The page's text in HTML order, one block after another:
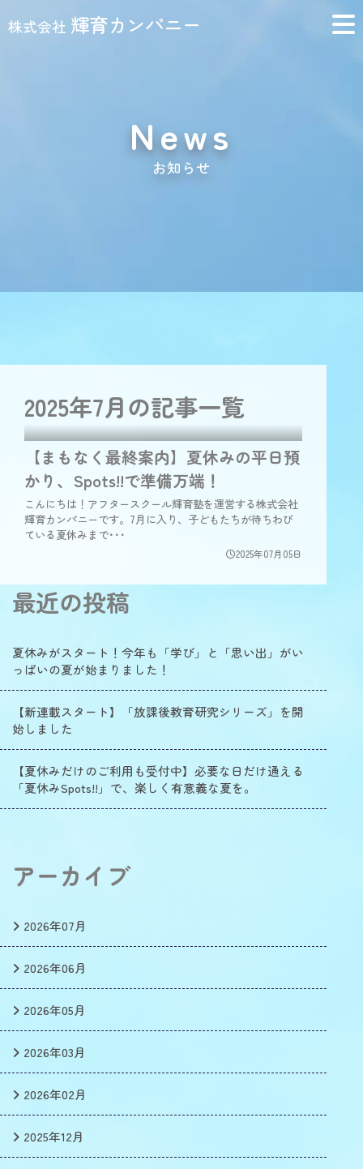
株式会社 輝育カンパニー
お知らせ
News
2025年7月の記事一覧
【まもなく最終案内】夏休みの平日預
かり、Spots!!で準備万端！
2025年07月05日
こんにちは！アフタースクール輝育塾を運営する株式会社
輝育カンパニーです。7月に入り、子どもたちが待ちわび
ている夏休みまで･･･
最近の投稿
夏休みがスタート！今年も「学び」と「思い出」がい
っぱいの夏が始まりました！
【新連載スタート】「放課後教育研究シリーズ」を開
始しました
【夏休みだけのご利用も受付中】必要な日だけ通える
「夏休みSpots!!」で、楽しく有意義な夏を。
アーカイブ
2026年07月
2026年06月
2026年05月
2026年03月
2026年02月
2025年12月